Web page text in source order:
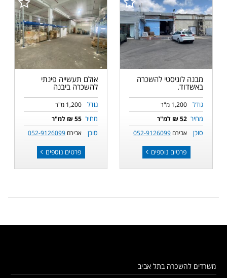
מבנה לוגיסטי להשכרה
באשדוד.
גודל 1,200 מ"ר
מחיר 52 ₪ למ"ר
סוכן אבירם 052-9126099
פרטים נוספים
אולם תעשייה פינתי
להשכרה ביבנה
גודל 1,200 מ"ר
מחיר 55 ₪ למ"ר
סוכן אבירם 052-9126099
פרטים נוספים
משרדים להשכרה בתל אביב